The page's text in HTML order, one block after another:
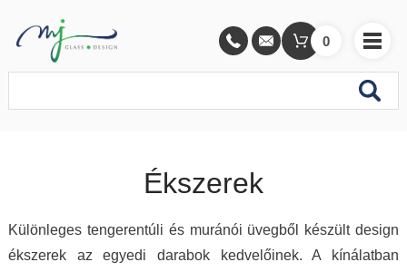
0
Ékszerek
Különleges tengerentúli és muránói üvegből készült design
ékszerek az egyedi darabok kedvelőinek. A kínálatban